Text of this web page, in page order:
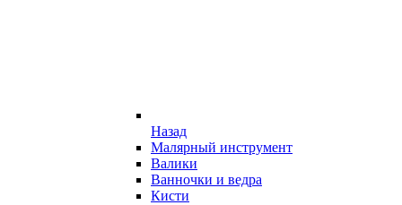
Назад
Малярный инструмент
Валики
Ванночки и ведра
Кисти